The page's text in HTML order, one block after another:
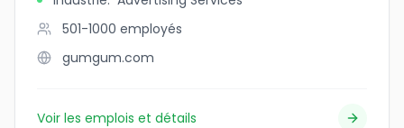
501-1000 employés
gumgum.com
Voir les emplois et détails